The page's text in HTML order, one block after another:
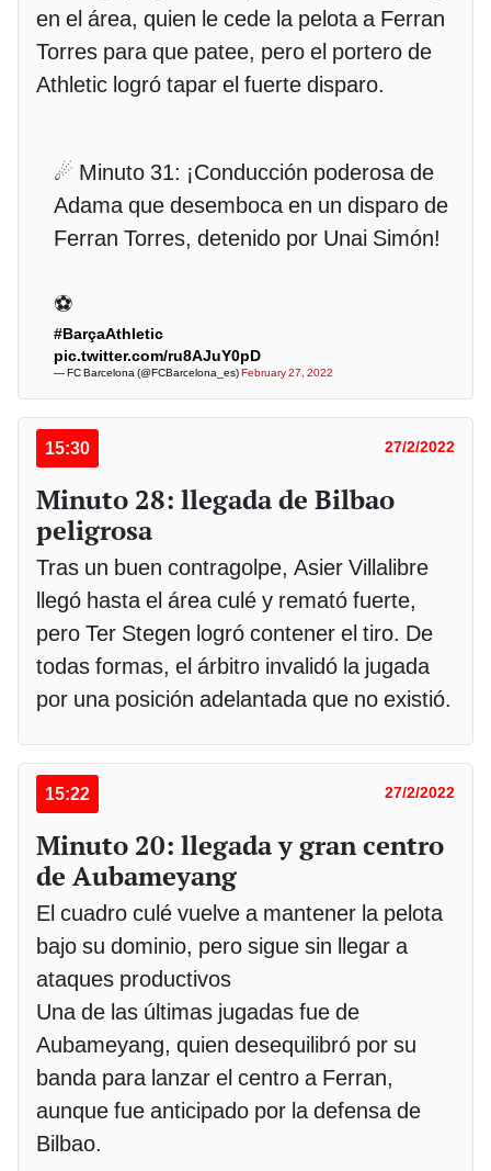
en el área, quien le cede la pelota a Ferran
Torres para que patee, pero el portero de
Athletic logró tapar el fuerte disparo.
☄ Minuto 31: ¡Conducción poderosa de
Adama que desemboca en un disparo de
Ferran Torres, detenido por Unai Simón!
⚽
#BarçaAthletic
pic.twitter.com/ru8AJuY0pD
— FC Barcelona (@FCBarcelona_es)February 27, 2022
15:30 27/2/2022
Minuto 28: llegada de Bilbao
peligrosa
Tras un buen contragolpe, Asier Villalibre
llegó hasta el área culé y remató fuerte,
pero Ter Stegen logró contener el tiro. De
todas formas, el árbitro invalidó la jugada
por una posición adelantada que no existió.
15:22 27/2/2022
Minuto 20: llegada y gran centro
de Aubameyang
El cuadro culé vuelve a mantener la pelota
bajo su dominio, pero sigue sin llegar a
ataques productivos
Una de las últimas jugadas fue de
Aubameyang, quien desequilibró por su
banda para lanzar el centro a Ferran,
aunque fue anticipado por la defensa de
Bilbao.